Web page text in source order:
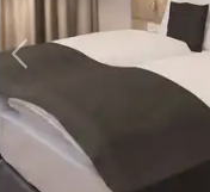
Vorige foto